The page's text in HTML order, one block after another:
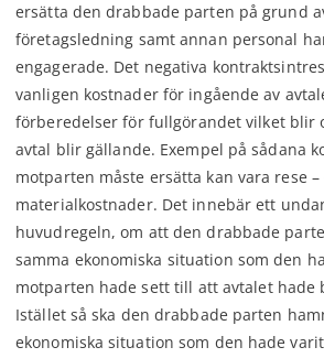
ersätta den drabbade parten på grund
företagsledning samt annan personal
engagerade. Det negativa
vanligen kostnader för ingående av
förberedelser för fullgörandet vilket blir
avtal blir gällande. Exempel på sådana
motparten måste ersätta kan vara rese –
materialkostnader. Det innebär ett
huvudregeln, om att den drabbade
samma ekonomiska situation som den
motparten hade sett till att avtalet hade
Istället så ska den drabbade parten
ekonomiska situation som den hade